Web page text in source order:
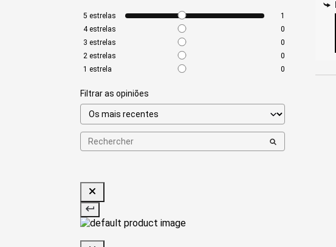
5 estrelas
1
4estrelas
0
3 estrelas
0
2 estrelas
0
1 estrela 0
Filtrar as opiniões